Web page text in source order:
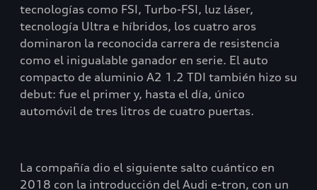
tecnologías como FSI, Turbo-FSI, luz láser,
tecnología Ultra e híbridos, los cuatro aros
dominaron la reconocida carrera de resistencia
como el inigualable ganador en serie. El auto
compacto de aluminio A2 1.2 TDI también hizo su
debut: fue el primer y, hasta el día, único
automóvil de tres litros de cuatro puertas.
La compañía dio el siguiente salto cuántico en
2018 con la introducción del Audi e-tron, con un